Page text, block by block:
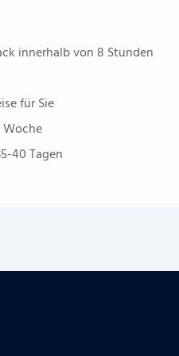
innerhalb von 8 Stunden
für Sie
40 Tagen